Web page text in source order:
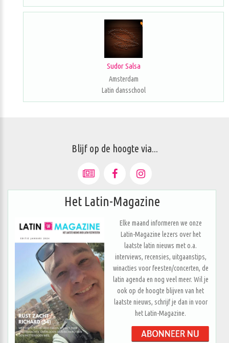
Sudor Salsa
Amsterdam
Latin dansschool
Blijf op de hoogte via...
Het Latin-Magazine
Elke maand informeren we onze
Latin-Magazine lezers over het
laatste latin nieuws met o.a.
interviews, recensies, uitgaanstips,
winacties voor feesten/concerten, de
latin agenda en nog veel meer. Wil je
ook op de hoogte blijven van het
laatste nieuws, schrijf je dan in voor
het Latin-Magazine.